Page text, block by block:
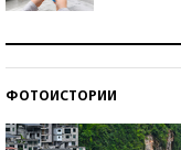
ФОТОИСТОРИИ